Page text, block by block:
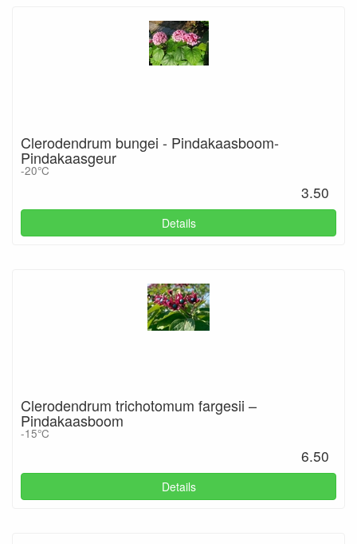
Clerodendrum bungei - Pindakaasboom-
Pindakaasgeur
-20°C
3.50
Details
Clerodendrum trichotomum fargesii –
Pindakaasboom
-15°C
6.50
Details